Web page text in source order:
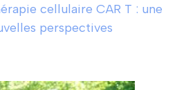
cellulaire CAR T : une
perspectives